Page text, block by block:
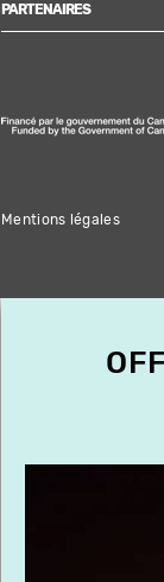
PARTENAIRES
Mentions légales